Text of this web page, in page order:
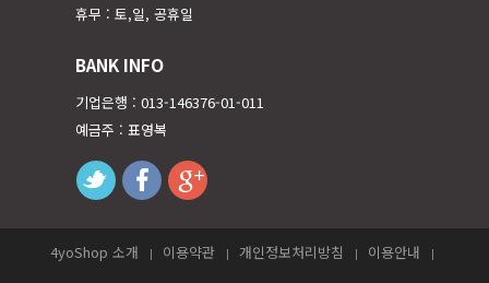
휴무 : 토,일, 공휴일
BANK INFO
기업은행 : 013-146376-01-011
예금주 : 표영복
twitterfacebook
4yoShop 소개 이용약관 개인정보처리방침 이용안내